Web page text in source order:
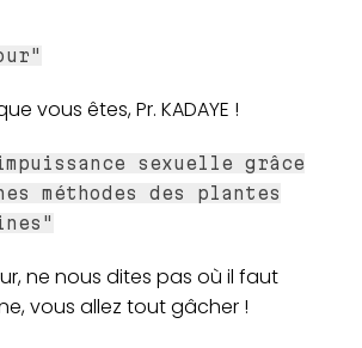
vous êtes, Pr. KADAYE !
sexuelle grâce
méthodes des plantes
ne nous dites pas où il faut
vous allez tout gâcher !